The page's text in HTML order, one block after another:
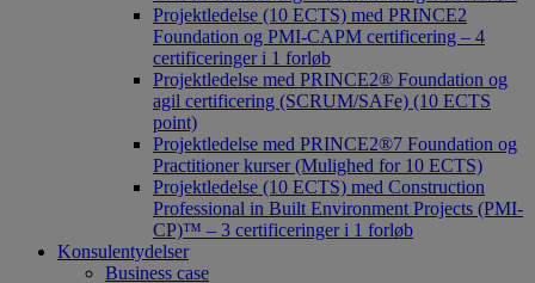
Projektledelse (10 ECTS) med PRINCE2
Foundation og PMI-CAPM certificering – 4
certificeringer i 1 forløb
Projektledelse med PRINCE2® Foundation og
agil certificering (SCRUM/SAFe) (10 ECTS
point)
Projektledelse med PRINCE2®7 Foundation og
Practitioner kurser (Mulighed for 10 ECTS)
Projektledelse (10 ECTS) med Construction
Professional in Built Environment Projects (PMI-
CP)™ – 3 certificeringer i 1 forløb
Konsulentydelser
Business case